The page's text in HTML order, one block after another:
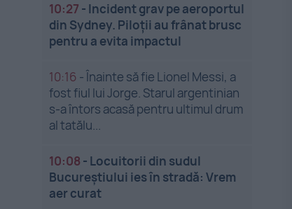
10:27 - Incident grav pe aeroportul
din Sydney. Piloții au frânat brusc
pentru a evita impactul
10:16 -Înainte să fie Lionel Messi, a
fost fiul lui Jorge. Starul argentinian
s-a întors acasă pentru ultimul drum
al tatălu...
10:08 - Locuitorii din sudul
Bucureștiului ies în stradă: Vrem
aer curat